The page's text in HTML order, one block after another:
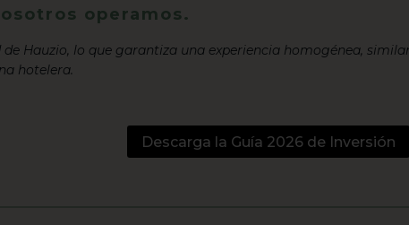
operamos.
Hauzio, lo que garantiza una experiencia homogénea,
hotelera.
Descarga la Guía 2026 de Inversión